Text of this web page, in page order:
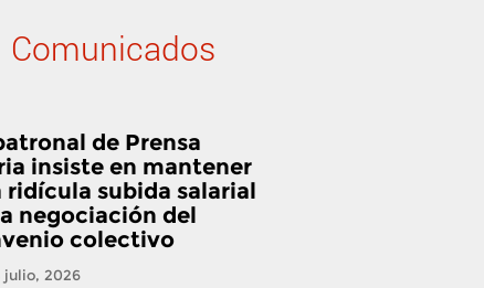
Comunicados
de Prensa
insiste en mantener
ridícula subida salarial
negociación del
colectivo
julio, 2026